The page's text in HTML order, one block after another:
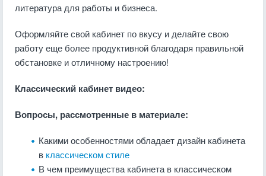
литература для работы и бизнеса.
Оформляйте свой кабинет по вкусу и делайте свою
работу еще более продуктивной благодаря правильной
обстановке и отличному настроению!
Классический кабинет видео:
Вопросы, рассмотренные в материале:
Какими особенностями обладает дизайн кабинета
в классическом стиле
В чем преимущества кабинета в классическом